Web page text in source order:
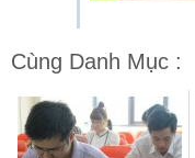
Cùng Danh Mục :